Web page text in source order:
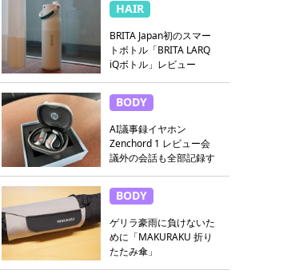
HAIR
BRITA Japan初のスマー
トボトル「BRITA LARQ
iQボトル」レビュー
BODY
AI議事録イヤホン
Zenchord 1 レビュー会
議外の会話も全部記録す
BODY
ゲリラ豪雨に負けないた
めに「MAKURAKU 折り
たたみ傘」